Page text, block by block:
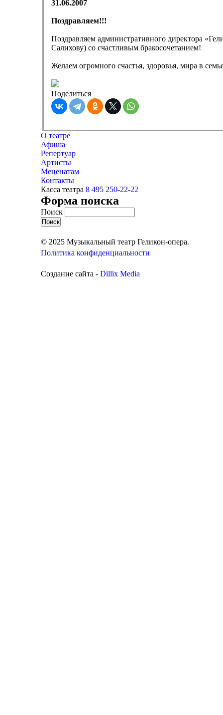
31.06.2007
Поздравляем!!!
Поздравляем административного директора
Салихову) со счастливым бракосочетанием!
Желаем огромного счастья, здоровья, мира в
Поделиться
О театре
Афиша
Репертуар
Артисты
Меценатам
Контакты
Касса театра 8 495 250-22-22
Форма поиска
Поиск
© 2025 Музыкальный театр Геликон-опера.
Политика конфиденциальности
Создание сайта - Dillix Media